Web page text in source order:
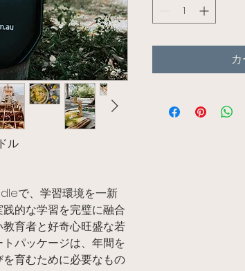
ル
で、学習環境を一新
的な学習を完璧に融合
育者と好奇心旺盛な若
パッケージは、年間を
育むために必要なもの